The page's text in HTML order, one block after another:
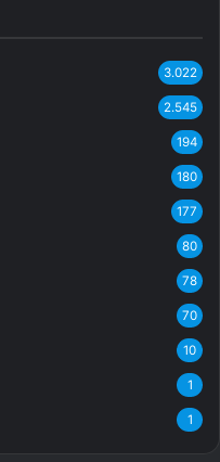
3.022
2.545
194
180
177
80
78
70
10
1
1